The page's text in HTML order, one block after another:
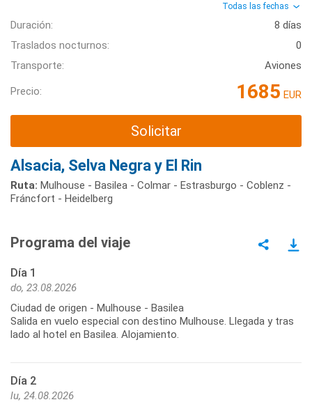
Todas las fechas
Duración:
8 días
Traslados nocturnos:
0
Transporte:
Aviones
Precio: 1685 EUR
Solicitar
Alsacia, Selva Negra y El Rin
Ruta: Mulhouse - Basilea - Colmar - Estrasburgo - Coblenz -
Fráncfort - Heidelberg
Programa del viaje
Día 1
do, 23.08.2026
Ciudad de origen - Mulhouse - Basilea
Salida en vuelo especial con destino Mulhouse. Llegada y tras
lado al hotel en Basilea. Alojamiento.
Día 2
lu, 24.08.2026